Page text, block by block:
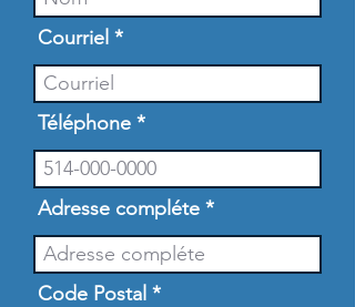
Courriel
Téléphone
Adresse compléte
Code Postal